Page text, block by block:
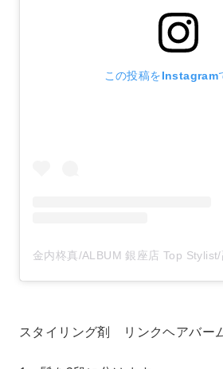
この投稿をInstagram
スタイリング剤 リンクヘアバー